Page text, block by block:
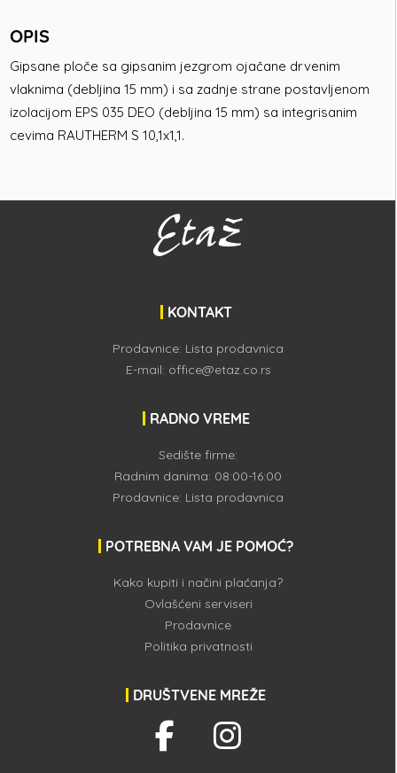
OPIS
Gipsane ploče sa gipsanim jezgrom ojačane drvenim
vlaknima (debljina 15 mm) i sa zadnje strane postavljenom
izolacijom EPS 035 DEO (debljina 15 mm) sa integrisanim
cevima RAUTHERM S 10,1x1,1.
KONTAKT
Prodavnice: Lista prodavnica
E-mail: office@etaz.co.rs
RADNO VREME
Sedište firme:
Radnim danima: 08:00-16:00
Prodavnice: Lista prodavnica
POTREBNA VAM JE POMOĆ?
Kako kupiti i načini plaćanja?
Ovlašćeni serviseri
Prodavnice
Politika privatnosti
DRUŠTVENE MREŽE